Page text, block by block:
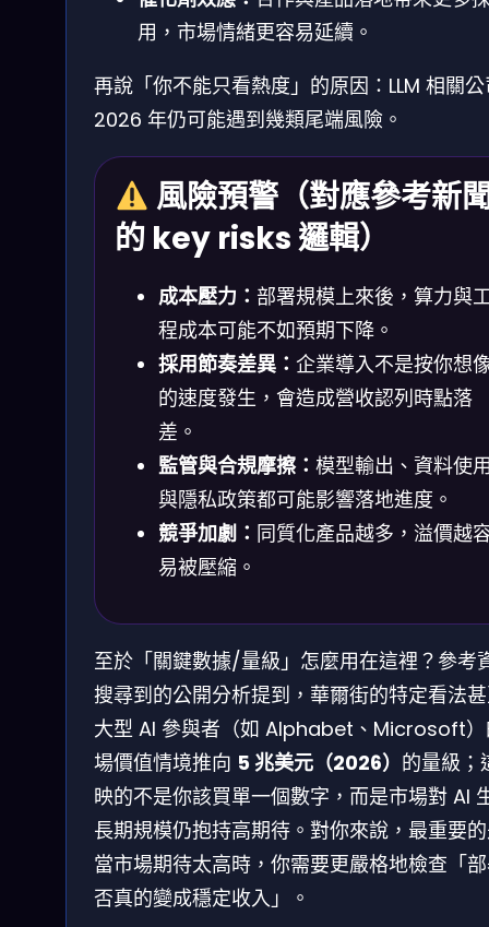
用，市場情緒更容易延續。
再說「你不能只看熱度」的原因：LLM 相關
2026 年仍可能遇到幾類尾端風險。
風險預警（對應參考新
的 key risks 邏輯）
成本壓力： 部署規模上來後，算力與
程成本可能不如預期下降。
採用節奏差異： 企業導入不是按你想
的速度發生，會造成營收認列時點落
差。
監管與合規摩擦： 模型輸出、資料使
與隱私政策都可能影響落地進度。
競爭加劇： 同質化產品越多，溢價越
易被壓縮。
至於「關鍵數據/量級」怎麼用在這裡？參考
搜尋到的公開分析提到，華爾街的特定看法
大型 AI 參與者（如 Alphabet、Microsoft
場價值情境推向 5 兆美元（2026） 的量級；
映的不是你該買單一個數字，而是市場對 AI
長期規模仍抱持高期待。對你來說，最重要
當市場期待太高時，你需要更嚴格地檢查「
否真的變成穩定收入」。